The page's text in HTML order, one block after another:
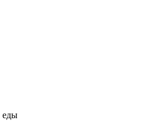
еды